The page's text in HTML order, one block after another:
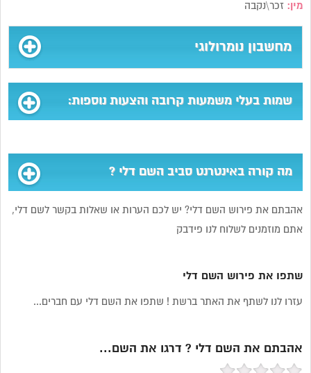
מין: זכר\נקבה
מחשבון נומרולוגי
שמות בעלי משמעות קרובה והצעות נוספות:
מה קורה באינטרנט סביב השם דלי ?
אהבתם את פירוש השם דלי? יש לכם הערות או שאלות בקשר לשם דלי,
אתם מוזמנים לשלוח לנו פידבק
שתפו את פירוש השם דלי
עזרו לנו לשתף את האתר ברשת ! שתפו את השם דלי עם חברים...
אהבתם את השם דלי ? דרגו את השם...